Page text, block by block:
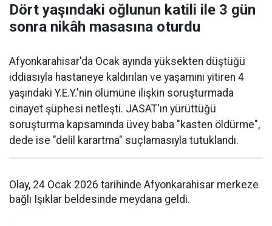
Dört yaşındaki oğlunun katili ile 3 gün
sonra nikâh masasına oturdu
Afyonkarahisar'da Ocak ayında yüksekten düştüğü
iddiasıyla hastaneye kaldırılan ve yaşamını yitiren 4
yaşındaki Y.E.Y.'nin ölümüne ilişkin soruşturmada
cinayet şüphesi netleşti. JASAT'ın yürüttüğü
soruşturma kapsamında üvey baba "kasten öldürme",
dede ise "delil karartma" suçlamasıyla tutuklandı.
Olay, 24 Ocak 2026 tarihinde Afyonkarahisar merkeze
bağlı Işıklar beldesinde meydana geldi.